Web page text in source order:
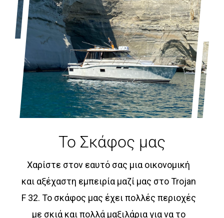
Το Σκάφος μας
Χαρίστε στον εαυτό σας μια οικονομική
και αξέχαστη εμπειρία μαζί μας στο Trojan
F 32. Το σκάφος μας έχει πολλές περιοχές
με σκιά και πολλά μαξιλάρια για να το